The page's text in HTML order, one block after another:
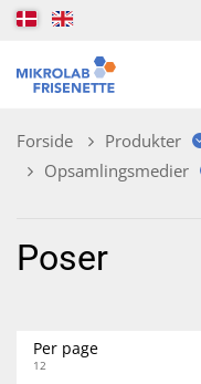
Forside Produkter
Opsamlingsmedier
Poser
Per page
12